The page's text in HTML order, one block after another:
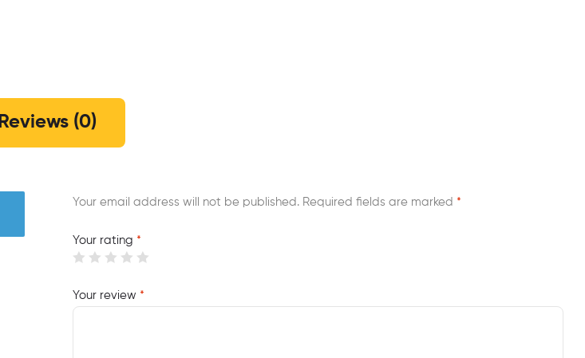
Reviews (0)
Your email address will not be published. Required fields are marked *
Your rating *
Your review *